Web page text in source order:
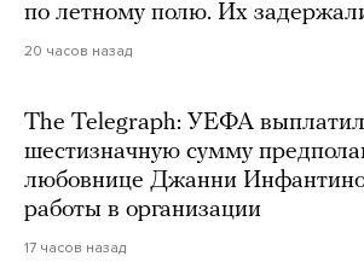
по летному полю. Их
20 часов назад
The Telegraph: УЕФА
шестизначную сумму
любовнице Джанни Инфантино
работы в организации
17 часов назад